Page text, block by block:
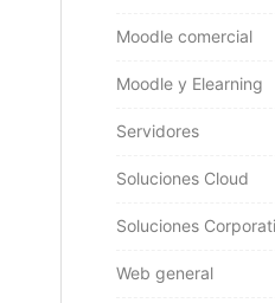
Moodle comercial
Moodle y Elearning
Servidores
Soluciones Cloud
Soluciones
Web general